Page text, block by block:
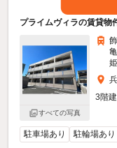
プライムヴィラの賃貸物
すべての写真
3階
駐車場あり 駐輪場あり